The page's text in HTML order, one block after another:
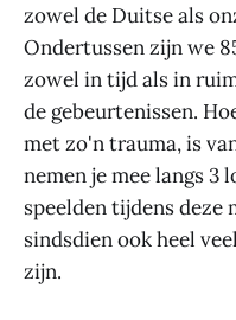
zowel de Duitse als
Ondertussen zijn we
zowel in tijd als in
de gebeurtenissen.
met zo'n trauma, is
nemen je mee langs 3
speelden tijdens deze
sindsdien ook heel
zijn.